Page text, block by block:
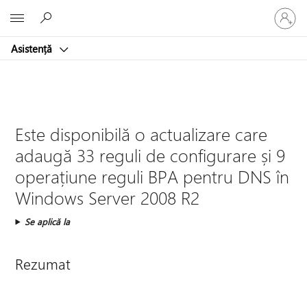
Asistență
vă
la
dvs.
Este disponibilă o actualizare care
adaugă 33 reguli de configurare și 9
operațiune reguli BPA pentru DNS în
Windows Server 2008 R2
Se aplică la
Rezumat